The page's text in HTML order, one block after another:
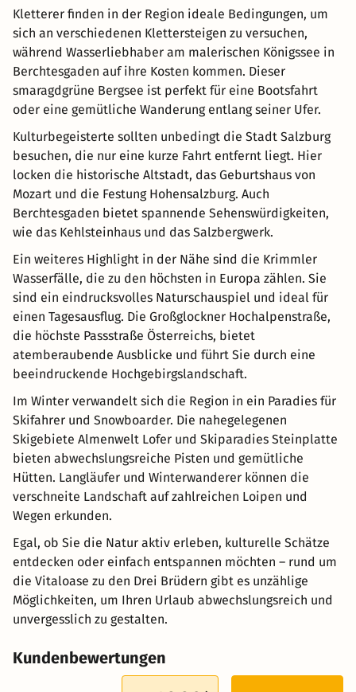
Kletterer finden in der Region ideale Bedingungen, um
sich an verschiedenen Klettersteigen zu versuchen,
während Wasserliebhaber am malerischen Königssee in
Berchtesgaden auf ihre Kosten kommen. Dieser
smaragdgrüne Bergsee ist perfekt für eine Bootsfahrt
oder eine gemütliche Wanderung entlang seiner Ufer.
Kulturbegeisterte sollten unbedingt die Stadt Salzburg
besuchen, die nur eine kurze Fahrt entfernt liegt. Hier
locken die historische Altstadt, das Geburtshaus von
Mozart und die Festung Hohensalzburg. Auch
Berchtesgaden bietet spannende Sehenswürdigkeiten,
wie das Kehlsteinhaus und das Salzbergwerk.
Ein weiteres Highlight in der Nähe sind die Krimmler
Wasserfälle, die zu den höchsten in Europa zählen. Sie
sind ein eindrucksvolles Naturschauspiel und ideal für
einen Tagesausflug. Die Großglockner Hochalpenstraße,
die höchste Passstraße Österreichs, bietet
atemberaubende Ausblicke und führt Sie durch eine
beeindruckende Hochgebirgslandschaft.
Im Winter verwandelt sich die Region in ein Paradies für
Skifahrer und Snowboarder. Die nahegelegenen
Skigebiete Almenwelt Lofer und Skiparadies Steinplatte
bieten abwechslungsreiche Pisten und gemütliche
Hütten. Langläufer und Winterwanderer können die
verschneite Landschaft auf zahlreichen Loipen und
Wegen erkunden.
Egal, ob Sie die Natur aktiv erleben, kulturelle Schätze
entdecken oder einfach entspannen möchten – rund um
die Vitaloase zu den Drei Brüdern gibt es unzählige
Möglichkeiten, um Ihren Urlaub abwechslungsreich und
unvergesslich zu gestalten.
Kundenbewertungen